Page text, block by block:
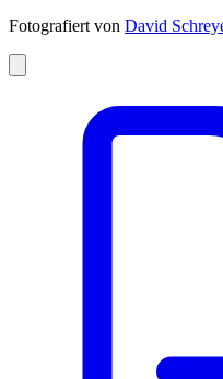
Fotografiert von David